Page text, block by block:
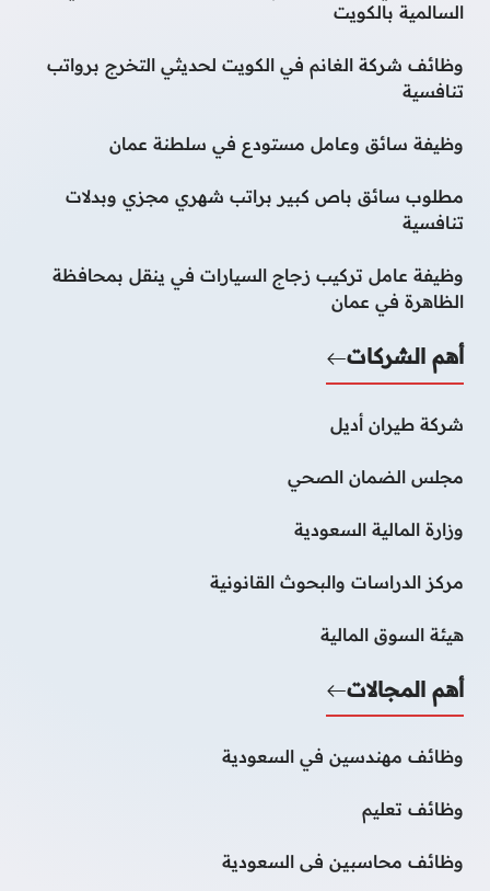
السالمية بالكويت
وظائف شركة الغانم في الكويت لحديثي التخرج برواتب
تنافسية
وظيفة سائق وعامل مستودع في سلطنة عمان
مطلوب سائق باص كبير براتب شهري مجزي وبدلات
تنافسية
وظيفة عامل تركيب زجاج السيارات في ينقل بمحافظة
الظاهرة في عمان
أهم الشركات
شركة طيران أديل
مجلس الضمان الصحي
وزارة المالية السعودية
مركز الدراسات والبحوث القانونية
هيئة السوق المالية
أهم المجالات
وظائف مهندسين في السعودية
وظائف تعليم
وظائف محاسبين فى السعودية